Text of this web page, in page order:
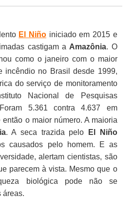
El Niño iniciado em 2015 e
castigam a Amazônia. O
como o janeiro com o maior
incêndio no Brasil desde 1999,
do serviço de monitoramento
Nacional de Pesquisas
5.361 contra 4.637 em
o maior número. A maioria
. A seca trazida pelo
El Niño
causados pelo homem. E as
alertam cientistas, são
parecem à vista. Mesmo que o
biológica pode não se
áreas.